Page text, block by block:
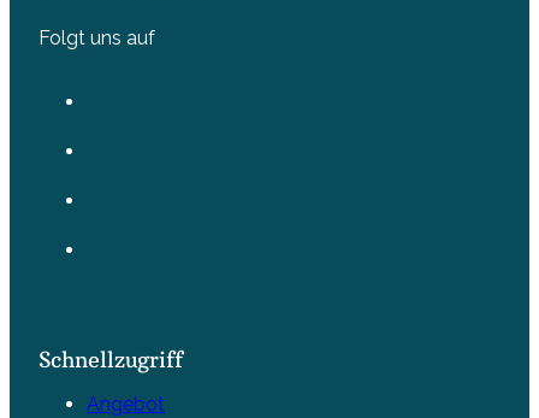
Folgt uns auf
Schnellzugriff
Angebot